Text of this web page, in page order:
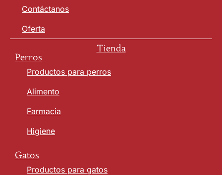
Contáctanos
Oferta
Tienda
Perros
Productos para perros
Alimento
Farmacia
Higiene
Gatos
Productos para gatos